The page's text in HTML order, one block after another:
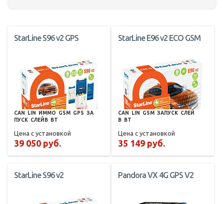
StarLine S96 v2 GPS
CAN LIN ИММО GSM GPS ЗА
ПУСК СЛЕЙВ BT
Цена с установкой
39 050 руб.
StarLine E96 v2 ECO GSM
CAN LIN GSM ЗАПУСК СЛЕЙ
В
BT
Цена с установкой
35 149 руб.
StarLine S96 v2 Pandora VX 4G GPS V2